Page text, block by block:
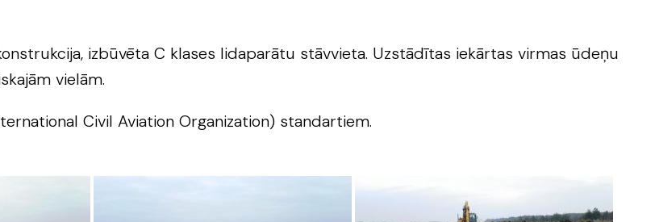
izbūvēta C klases lidaparātu stāvvieta. Uzstādītas iekārtas virmas ūdeņu
vielām.
Civil Aviation Organization) standartiem.